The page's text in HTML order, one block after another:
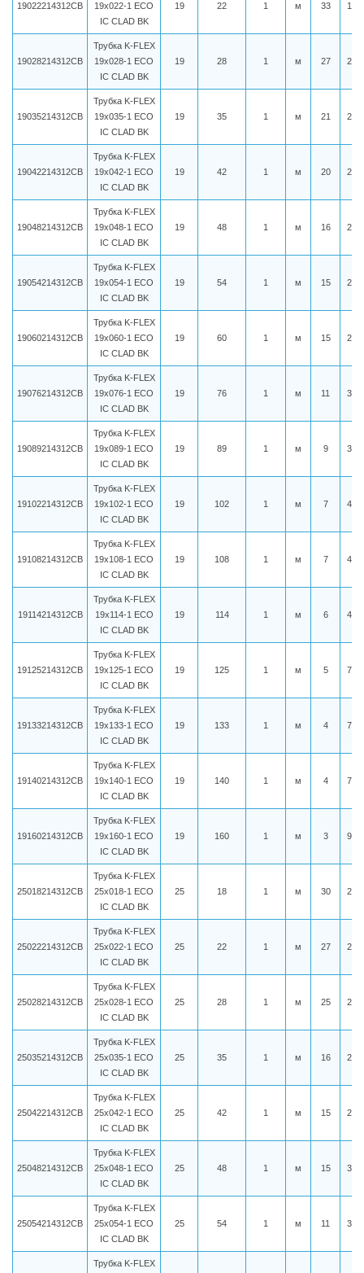
19022214312CB
19x022-1 ECO
IC CLAD BK
19 22 1 м 33
19028214312CB
Трубка K-FLEX
19x028-1 ECO
IC CLAD BK
19 28 1 м 27
19035214312CB
Трубка K-FLEX
19x035-1 ECO
IC CLAD BK
19 35 1 м 21
19042214312CB
Трубка K-FLEX
19x042-1 ECO
IC CLAD BK
19 42 1 м 20
19048214312CB
Трубка K-FLEX
19x048-1 ECO
IC CLAD BK
19 48 1 м 16
19054214312CB
Трубка K-FLEX
19x054-1 ECO
IC CLAD BK
19 54 1 м 15
19060214312CB
Трубка K-FLEX
19x060-1 ECO
IC CLAD BK
19 60 1 м 15
19076214312CB
Трубка K-FLEX
19x076-1 ECO
IC CLAD BK
19 76 1 м 11
19089214312CB
Трубка K-FLEX
19x089-1 ECO
IC CLAD BK
19 89 1 м 9
19102214312CB
Трубка K-FLEX
19x102-1 ECO
IC CLAD BK
19 102 1 м 7
19108214312CB
Трубка K-FLEX
19x108-1 ECO
IC CLAD BK
19 108 1 м 7
19114214312CB
Трубка K-FLEX
19x114-1 ECO
IC CLAD BK
19 114 1 м 6
19125214312CB
Трубка K-FLEX
19x125-1 ECO
IC CLAD BK
19 125 1 м 5
19133214312CB
Трубка K-FLEX
19x133-1 ECO
IC CLAD BK
19 133 1 м 4
19140214312CB
Трубка K-FLEX
19x140-1 ECO
IC CLAD BK
19 140 1 м 4
19160214312CB
Трубка K-FLEX
19x160-1 ECO
IC CLAD BK
19 160 1 м 3
25018214312CB
Трубка K-FLEX
25x018-1 ECO
IC CLAD BK
25 18 1 м 30
25022214312CB
Трубка K-FLEX
25x022-1 ECO
IC CLAD BK
25 22 1 м 27
25028214312CB
Трубка K-FLEX
25x028-1 ECO
IC CLAD BK
25 28 1 м 25
25035214312CB
Трубка K-FLEX
25x035-1 ECO
IC CLAD BK
25 35 1 м 16
25042214312CB
Трубка K-FLEX
25x042-1 ECO
IC CLAD BK
25 42 1 м 15
25048214312CB
Трубка K-FLEX
25x048-1 ECO
IC CLAD BK
25 48 1 м 15
25054214312CB
Трубка K-FLEX
25x054-1 ECO
IC CLAD BK
25 54 1 м 11
Трубка K-FLEX